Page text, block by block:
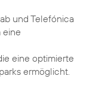
und Telefónica
eine
eine optimierte
ermöglicht.